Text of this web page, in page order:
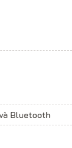
Bluetooth